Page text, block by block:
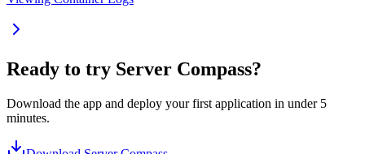
Ready to try Server Compass?
Download the app and deploy your first application in under 5
minutes.